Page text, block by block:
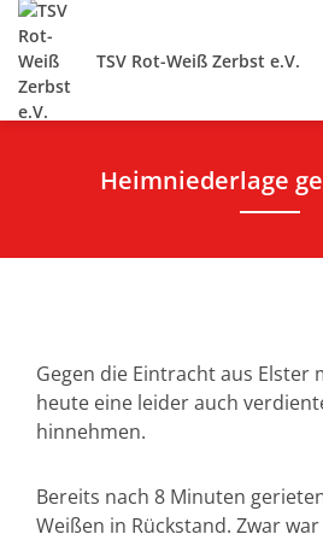
TSV Rot-Weiß Zerbst e.V.
Heimniederlage
Gegen die Eintracht aus Elster
heute eine leider auch
hinnehmen.
Bereits nach 8 Minuten
Weißen in Rückstand. Zwar